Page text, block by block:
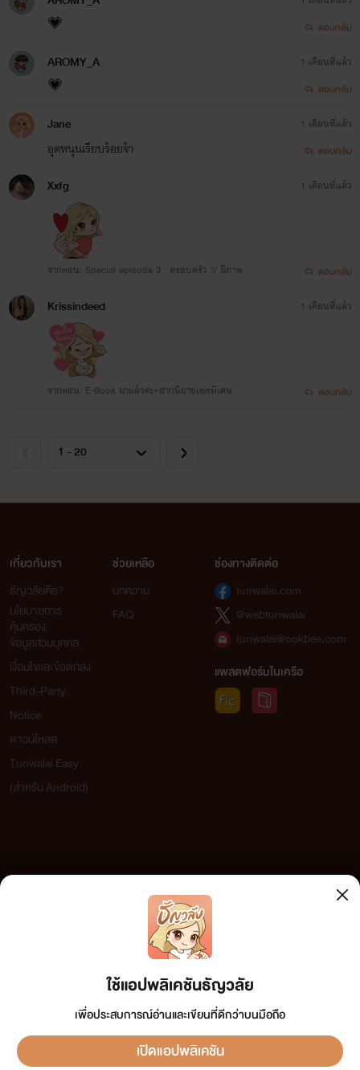
💗
ตอบกลับ
AROMY_A
💗
1 เดือนที่แล้ว
ตอบกลับ
Jane
อุดหนุนเรียบร้อยจ้า
1 เดือนที่แล้ว
ตอบกลับ
Xxfg
จากตอน: Special episode 3 : ครอบครัว // มีภาพ
1 เดือนที่แล้ว
ตอบกลับ
Krissindeed
จากตอน: E-Book มาแล้วค่ะ+ฝากนิยายเซตพิเศษ
1 เดือนที่แล้ว
ตอบกลับ
“จะอยู่เหนือฉันก็คงทำได้แค่ตอนขึ้นคร่อมบนตัว”
แชทกับเฉิน ชวีไท่
ใช้แอปพลิเคชันธัญวลัย
เพื่อประสบการณ์อ่านและเขียนที่ดีกว่าบนมือถือ
เปิดแอปพลิเคชัน
เกี่ยวกับเรา
ธัญวลัยคือ?
นโยบายการ
คุ้มครอง
ข้อมูลส่วนบุคคล
เงื่อนไขและข้อตกลง
Third-Party
Notice
ดาวน์โหลด
Tunwalai Easy
(สำหรับ Android)
ช่วยเหลือ
บทความ
FAQ
ช่องทางติดต่อ
tunwalai.com
@webtunwalai
tunwalai@ookbee.com
แพลตฟอร์มในเครือ
เว็บไซต์แห่งนี้ไม่ได้เห็นด้วยและไม่ขอรับผิดชอบต่อข้อความใดๆ ทั้งสิ้น ดังนั้นผู้อ่านทุกท่านโปรดใช้
วิจารณญาณในการกลั่นกรองด้วยตนเอง และหากท่านพบข้อความใดๆ ที่ขัดต่อกฎหมายและศีลธรรม
กรุณาแจ้งมาที่ tunwalai@ookbee.com เพื่อทีมงานจะได้ดำเนินการในทันที ทั้งนี้ ทางเว็บไซต์ขอสงวน
ลิขสิทธิ์ตามพระราชบัญญัติลิขสิทธิ์ (ฉบับเพิ่มเติม) พ.ศ.2558